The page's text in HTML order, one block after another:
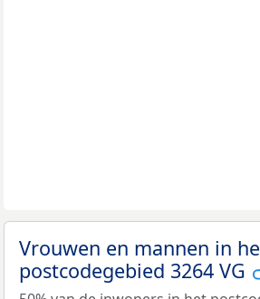
Vrouwen en mannen in
postcodegebied 3264 VG